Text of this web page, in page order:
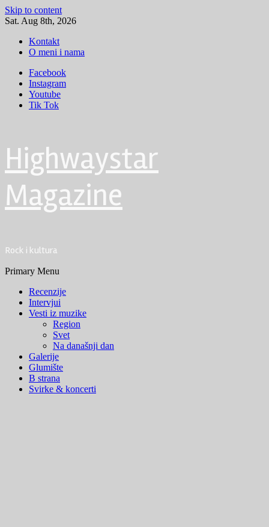
Skip to content
Sat. Aug 8th, 2026
Kontakt
O meni i nama
Facebook
Instagram
Youtube
Tik Tok
Highwaystar
Magazine
Rock i kultura
Primary Menu
Recenzije
Intervjui
Vesti iz muzike
Region
Svet
Na današnji dan
Galerije
Glumište
B strana
Svirke & koncerti